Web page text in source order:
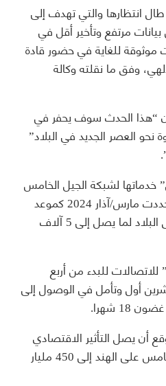
انتظارها والتي تهدف إلى
مرتفع وتأخير أقل في
موثوقة للغاية في حضور قادة
وفق ما نقلته وكالة
“هذا الحدث سوف يحفر في
نحو العصر الجديد في البلاد”
خدماتها لشبكة الجيل الخامس
في 8 مدن اليوم السبت وحددت مارس/آذار 2024 كموعد
نهائي للتغطية على مستوى البلاد لما يصل إلى 5 آلاف
للبدء من أربع
أول وتأمل في الوصول إلى
شهرا.
أن يصل التأثير الاقتصادي
التراكمي لشبكات الجيل الخامس على الهند إلى 450 مليار